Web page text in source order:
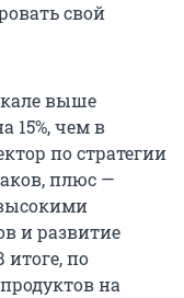
свой
выше
15%, чем в
по стратегии
плюс —
и развитие
по
на